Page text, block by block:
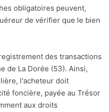
obligatoires peuvent,
de vérifier que le bien
des transactions
de La Dorée (53). Ainsi,
l'acheteur doit
foncière, payée au Trésor
aux droits